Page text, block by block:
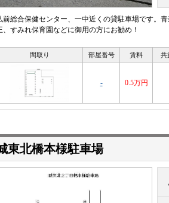
前総合保健センター、一中近くの貸駐車場です。
、すみれ保育園などに御用の方にお勧め！
間取り 部屋番号 賃料 共
- 0.5万円
東北橋本様駐車場